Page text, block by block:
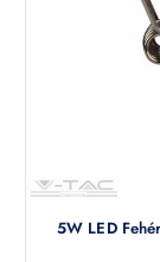
5W LED